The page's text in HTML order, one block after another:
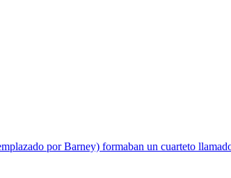
por Barney) formaban un cuarteto